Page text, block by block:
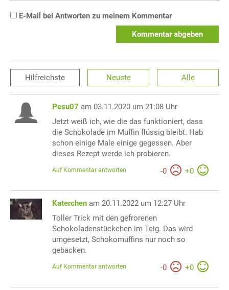
E-Mail bei Antworten zu meinem Kommentar
Kommentar abgeben
Hilfreichste Neuste Alle
Pesu07 am 03.11.2020 um 21:08 Uhr
Jetzt weiß ich, wie die das funktioniert, dass
die Schokolade im Muffin flüssig bleibt. Hab
schon einige Male einige gegessen. Aber
dieses Rezept werde ich probieren.
-0 +0
Auf Kommentar antworten
Katerchen am 20.11.2022 um 12:27 Uhr
Toller Trick mit den gefrorenen
Schokoladenstückchen im Teig. Das wird
umgesetzt, Schokomuffins nur noch so
gebacken.
-0 +0
Auf Kommentar antworten